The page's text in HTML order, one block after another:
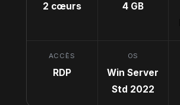
2 cœurs 4 GB
ACCÈS
RDP
OS
Win Server
Std 2022